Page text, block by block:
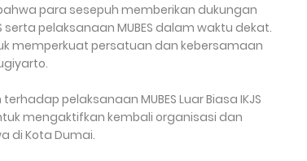
para sesepuh memberikan dukungan
pelaksanaan MUBES dalam waktu dekat.
memperkuat persatuan dan kebersamaan
pelaksanaan MUBES Luar Biasa IKJS
mengaktifkan kembali organisasi dan
di Kota Dumai.